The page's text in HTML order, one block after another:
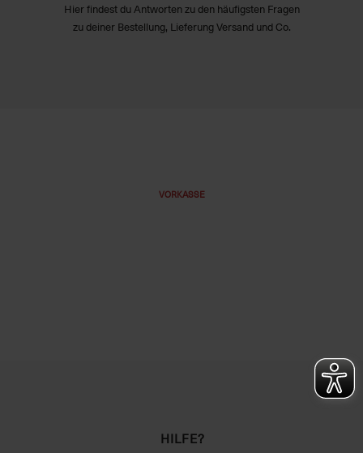
Hier findest du Antworten zu den häufigsten Fragen
zu deiner Bestellung, Lieferung Versand und Co.
VORKASSE
HILFE?